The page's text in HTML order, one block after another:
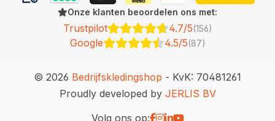
Onze klanten beoordelen ons met:
Trustpilot 4.7/5(156)
Google 4.5/5(87)
© 2026 Bedrijfskledingshop - KvK: 70481261
Proudly developed by JERLIS BV
Volg ons op: